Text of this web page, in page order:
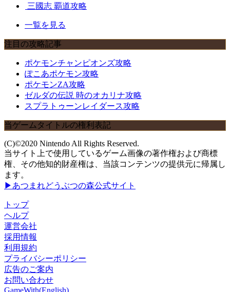
三國志 覇道攻略
一覧を見る
注目の攻略記事
ポケモンチャンピオンズ攻略
ぽこあポケモン攻略
ポケモンZA攻略
ゼルダの伝説 時のオカリナ攻略
スプラトゥーンレイダース攻略
当ゲームタイトルの権利表記
(C)©2020 Nintendo All Rights Reserved.
当サイト上で使用しているゲーム画像の著作権および商標
権、その他知的財産権は、当該コンテンツの提供元に帰属し
ます。
▶あつまれどうぶつの森公式サイト
トップ
ヘルプ
運営会社
採用情報
利用規約
プライバシーポリシー
広告のご案内
お問い合わせ